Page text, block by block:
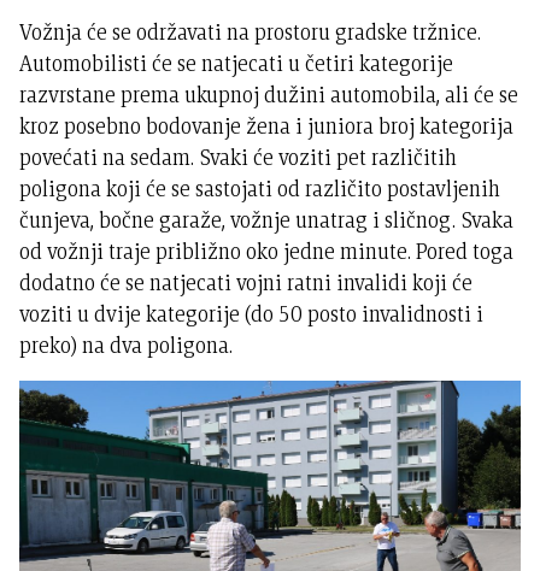
Vožnja će se održavati na prostoru gradske tržnice.
Automobilisti će se natjecati u četiri kategorije
razvrstane prema ukupnoj dužini automobila, ali će se
kroz posebno bodovanje žena i juniora broj kategorija
povećati na sedam. Svaki će voziti pet različitih
poligona koji će se sastojati od različito postavljenih
čunjeva, bočne garaže, vožnje unatrag i sličnog. Svaka
od vožnji traje približno oko jedne minute. Pored toga
dodatno će se natjecati vojni ratni invalidi koji će
voziti u dvije kategorije (do 50 posto invalidnosti i
preko) na dva poligona.